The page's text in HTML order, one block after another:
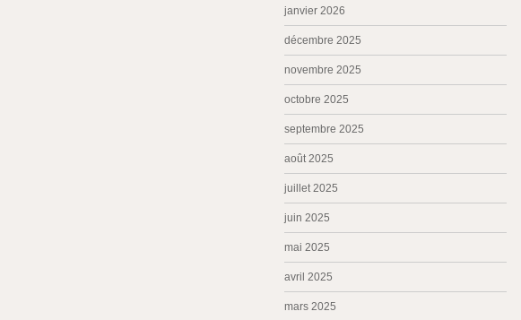
janvier 2026
décembre 2025
novembre 2025
octobre 2025
septembre 2025
août 2025
juillet 2025
juin 2025
mai 2025
avril 2025
mars 2025